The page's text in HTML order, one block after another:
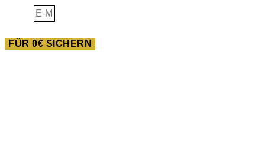
FÜR 0€ SICHERN